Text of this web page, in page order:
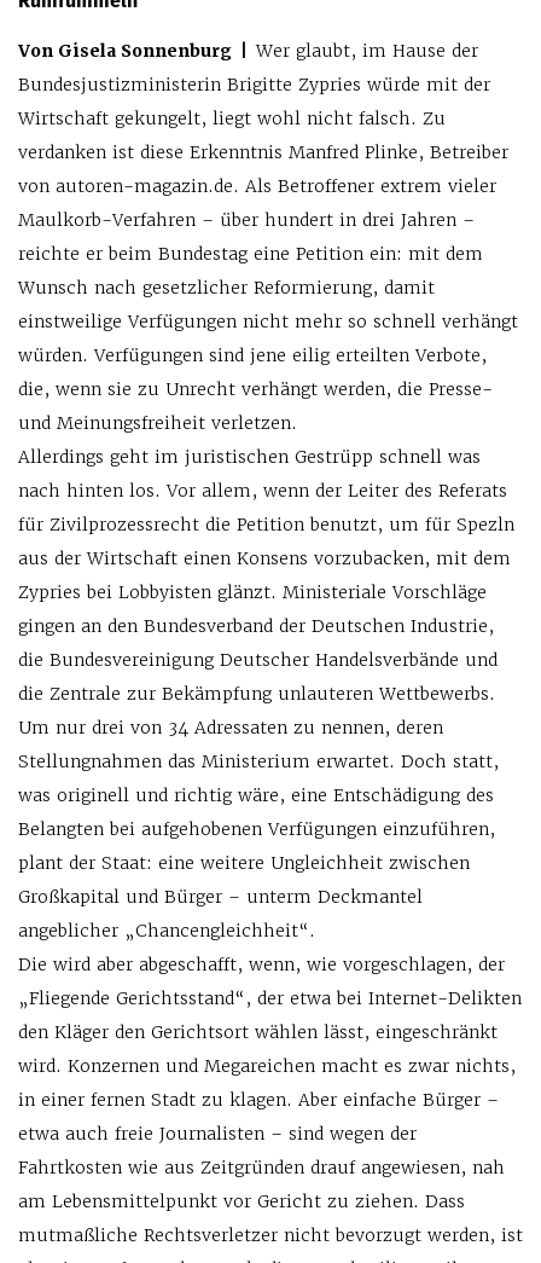
Von Gisela Sonnenburg |
Wer glaubt, im Hause der
Bundesjustizministerin Brigitte Zypries würde mit der
Wirtschaft gekungelt, liegt wohl nicht falsch. Zu
verdanken ist diese Erkenntnis Manfred Plinke, Betreiber
von autoren-magazin.de. Als Betroffener extrem vieler
Maulkorb-Verfahren – über hundert in drei Jahren –
reichte er beim Bundestag eine Petition ein: mit dem
Wunsch nach gesetzlicher Reformierung, damit
einstweilige Verfügungen nicht mehr so schnell verhängt
würden. Verfügungen sind jene eilig erteilten Verbote,
die, wenn sie zu Unrecht verhängt werden, die Presse-
und Meinungsfreiheit verletzen.
Allerdings geht im juristischen Gestrüpp schnell was
nach hinten los. Vor allem, wenn der Leiter des Referats
für Zivilprozessrecht die Petition benutzt, um für Spezln
aus der Wirtschaft einen Konsens vorzubacken, mit dem
Zypries bei Lobbyisten glänzt. Ministeriale Vorschläge
gingen an den Bundesverband der Deutschen Industrie,
die Bundesvereinigung Deutscher Handelsverbände und
die Zentrale zur Bekämpfung unlauteren Wettbewerbs.
Um nur drei von 34 Adressaten zu nennen, deren
Stellungnahmen das Ministerium erwartet. Doch statt,
was originell und richtig wäre, eine Entschädigung des
Belangten bei aufgehobenen Verfügungen einzuführen,
plant der Staat: eine weitere Ungleichheit zwischen
Großkapital und Bürger – unterm Deckmantel
angeblicher „Chancengleichheit“.
Die wird aber abgeschafft, wenn, wie vorgeschlagen, der
„Fliegende Gerichtsstand“, der etwa bei Internet-Delikten
den Kläger den Gerichtsort wählen lässt, eingeschränkt
wird. Konzernen und Megareichen macht es zwar nichts,
in einer fernen Stadt zu klagen. Aber einfache Bürger –
etwa auch freie Journalisten – sind wegen der
Fahrtkosten wie aus Zeitgründen drauf angewiesen, nah
am Lebensmittelpunkt vor Gericht zu ziehen. Dass
mutmaßliche Rechtsverletzer nicht bevorzugt werden, ist